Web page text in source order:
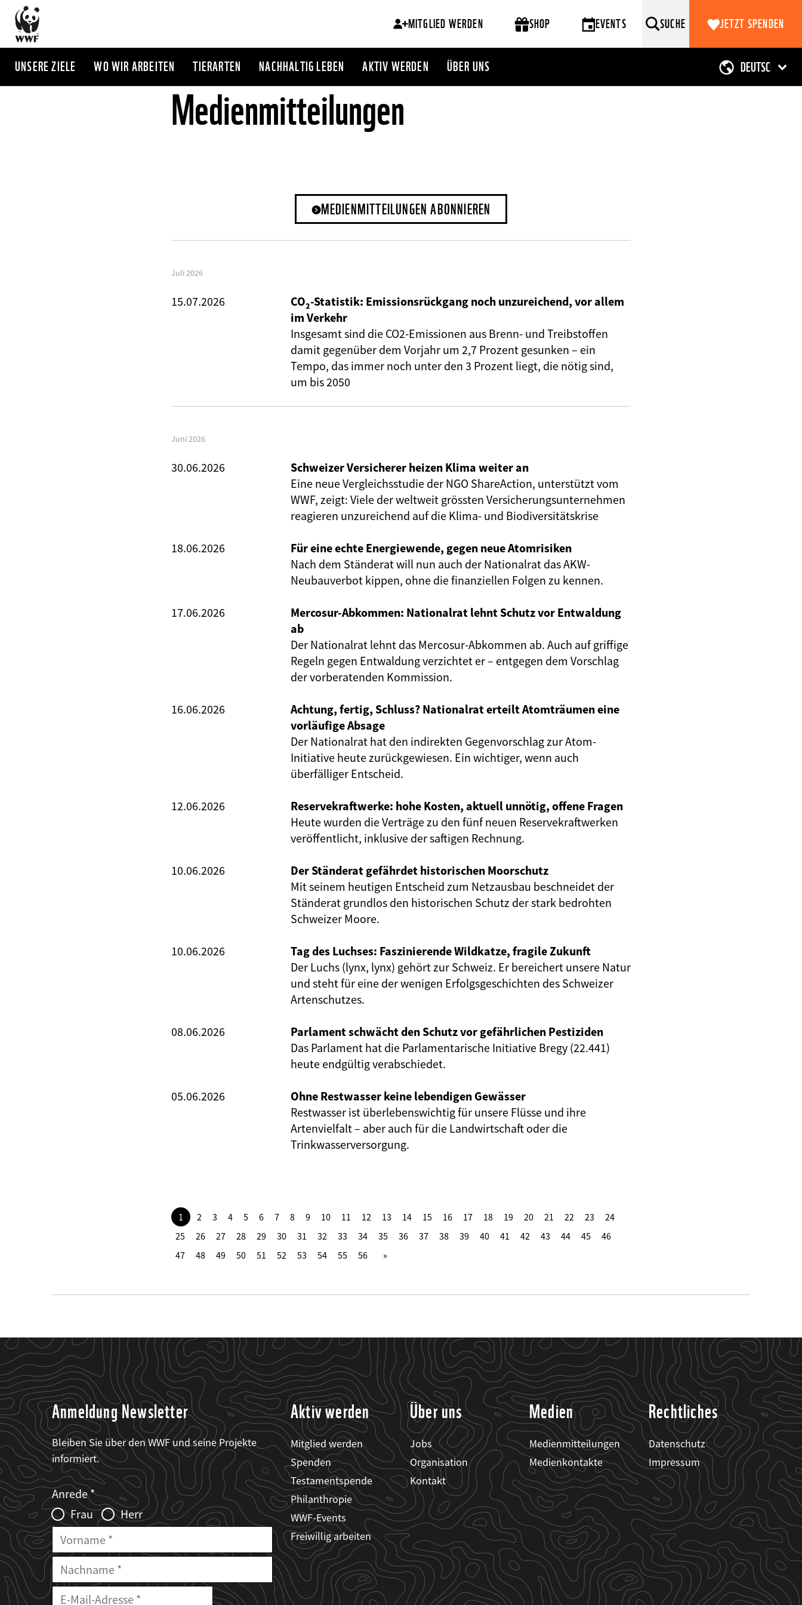
Direkt
zum
Inhalt
MITGLIED WERDEN SHOP EVENTS SUCHE JETZT SPENDEN
UNSERE ZIELE WO WIR ARBEITEN TIERARTEN NACHHALTIG LEBEN AKTIV WERDEN ÜBER UNS
Medienmitteilungen
MEDIENMITTEILUNGEN ABONNIEREN
Juli 2026
15.07.2026
CO₂-Statistik: Emissionsrückgang noch unzureichend, vor allem
im Verkehr
Insgesamt sind die CO2-Emissionen aus Brenn- und Treibstoffen
damit gegenüber dem Vorjahr um 2,7 Prozent gesunken – ein
Tempo, das immer noch unter den 3 Prozent liegt, die nötig sind,
um bis 2050
Juni 2026
30.06.2026
Schweizer Versicherer heizen Klima weiter an
Eine neue Vergleichsstudie der NGO ShareAction, unterstützt vom
WWF, zeigt: Viele der weltweit grössten Versicherungsunternehmen
reagieren unzureichend auf die Klima- und Biodiversitätskrise
18.06.2026
Für eine echte Energiewende, gegen neue Atomrisiken
Nach dem Ständerat will nun auch der Nationalrat das AKW-
Neubauverbot kippen, ohne die finanziellen Folgen zu kennen.
17.06.2026
Mercosur-Abkommen: Nationalrat lehnt Schutz vor Entwaldung
ab
Der Nationalrat lehnt das Mercosur-Abkommen ab. Auch auf griffige
Regeln gegen Entwaldung verzichtet er – entgegen dem Vorschlag
der vorberatenden Kommission.
16.06.2026
Achtung, fertig, Schluss? Nationalrat erteilt Atomträumen eine
vorläufige Absage
Der Nationalrat hat den indirekten Gegenvorschlag zur Atom-
Initiative heute zurückgewiesen. Ein wichtiger, wenn auch
überfälliger Entscheid.
12.06.2026
Reservekraftwerke: hohe Kosten, aktuell unnötig, offene Fragen
Heute wurden die Verträge zu den fünf neuen Reservekraftwerken
veröffentlicht, inklusive der saftigen Rechnung.
10.06.2026
Der Ständerat gefährdet historischen Moorschutz
Mit seinem heutigen Entscheid zum Netzausbau beschneidet der
Ständerat grundlos den historischen Schutz der stark bedrohten
Schweizer Moore.
10.06.2026
Tag des Luchses: Faszinierende Wildkatze, fragile Zukunft
Der Luchs (lynx, lynx) gehört zur Schweiz. Er bereichert unsere Natur
und steht für eine der wenigen Erfolgsgeschichten des Schweizer
Artenschutzes.
08.06.2026
Parlament schwächt den Schutz vor gefährlichen Pestiziden
Das Parlament hat die Parlamentarische Initiative Bregy (22.441)
heute endgültig verabschiedet.
05.06.2026
Ohne Restwasser keine lebendigen Gewässer
Restwasser ist überlebenswichtig für unsere Flüsse und ihre
Artenvielfalt – aber auch für die Landwirtschaft oder die
Trinkwasserversorgung.
1 2 3 4 5 6 7 8 9 10 11 12 13 14 15 16 17 18 19 20 21 22 23
24
25
26 27 28 29 30 31 32 33 34 35 36 37 38 39 40 41 42 43 44 45
46
47
48 49 50 51 52 53 54 55 56
Anmeldung Newsletter
Bleiben Sie über den WWF und seine Projekte
informiert.
Web2Case
Infofelder
Fieldset
anrede_name
Anrede
Frau
Herr
Vorname
Nachname
E-
Mailadresse
Aktiv werden
Mitglied werden
Spenden
Testamentspende
Philanthropie
WWF-Events
Freiwillig arbeiten
Über uns
Jobs
Organisation
Kontakt
Medien
Medienmitteilungen
Medienkontakte
Rechtliches
Datenschutz
Impressum